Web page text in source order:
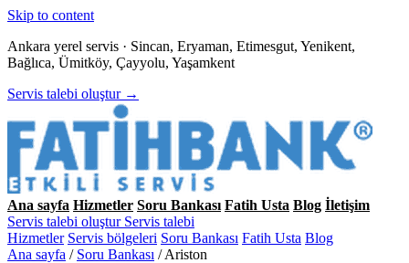
Skip to content
Ankara yerel servis · Sincan, Eryaman, Etimesgut, Yenikent,
Bağlıca, Ümitköy, Çayyolu, Yaşamkent
Servis talebi oluştur →
Ana sayfa Hizmetler Soru Bankası Fatih Usta Blog İletişim
Servis talebi oluştur Servis talebi
Hizmetler Servis bölgeleri Soru Bankası Fatih Usta Blog
Ana sayfa / Soru Bankası / Ariston